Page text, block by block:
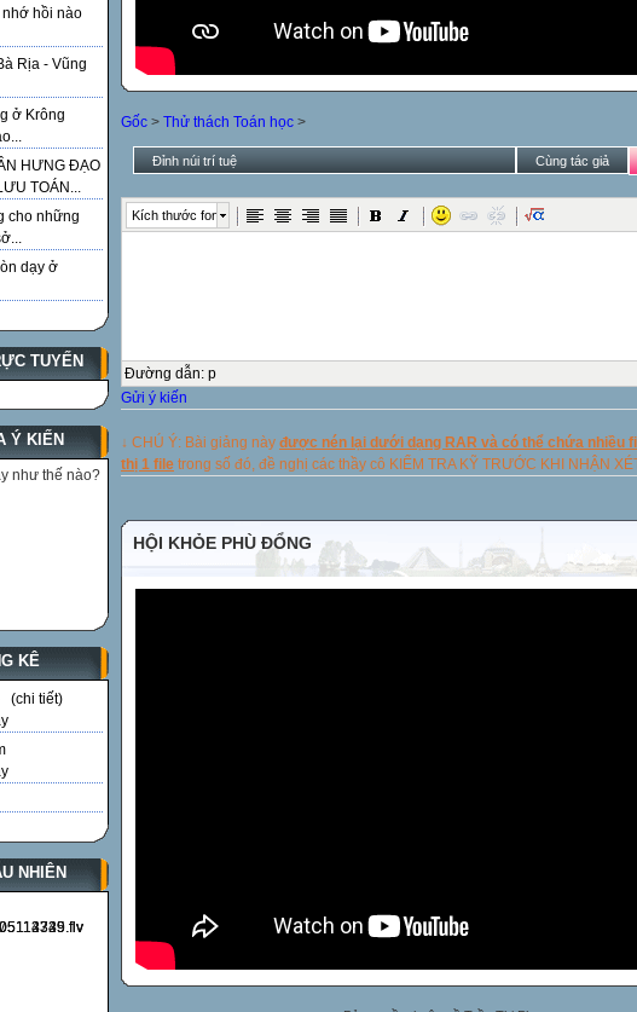
nhớ hồi nào
Rịa - Vũng
ở Krông
HƯNG ĐẠO
TOÁN...
cho những
dạy ở
TUYẾN
Ý KIẾN
như thế nào?
KÊ
(chi tiết)
NHIÊN
Gốc > Thử thách Toán học >
Đỉnh núi trí tuệ Cùng tác giả
Kích thước font
Đường dẫn: p
Gửi ý kiến
↓ CHÚ Ý: Bài giảng này được nén lại dưới dạng RAR và có thể chứa nhiều
thị 1 file trong số đó, đề nghị các thầy cô KIỂM TRA KỸ TRƯỚC KHI NHẬN
HỘI KHỎE PHÙ ĐỔNG